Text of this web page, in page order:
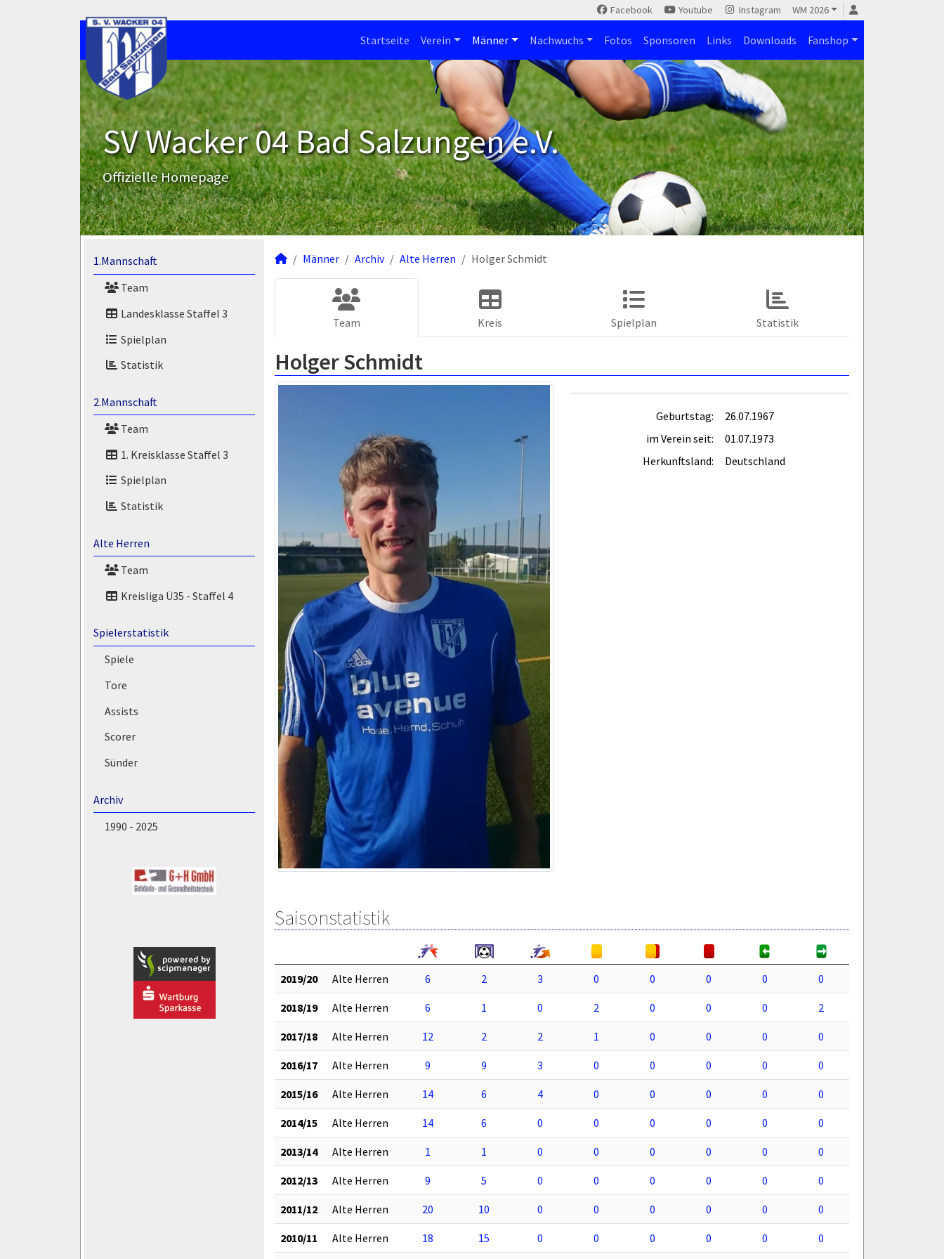
Facebook Youtube Instagram WM 2026
Startseite Verein Männer Nachwuchs Fotos Sponsoren Links Downloads Fanshop
SV Wacker 04 Bad Salzungen e.V.
Offizielle Homepage
1.Mannschaft
Team
Landesklasse Staffel 3
Spielplan
Statistik
2.Mannschaft
Team
1. Kreisklasse Staffel 3
Spielplan
Statistik
Alte Herren
Team
Kreisliga Ü35 - Staffel 4
Spielerstatistik
Spiele
Tore
Assists
Scorer
Sünder
Archiv
1990 - 2025
Männer Archiv Alte Herren Holger Schmidt
Team Kreis Spielplan Statistik
Holger Schmidt
Geburtstag:
26.07.1967
im Verein seit:
01.07.1973
Herkunftsland:
Deutschland
Saisonstatistik
2019/20 Alte Herren 6 2 3 0 0 0 0 0
2018/19 Alte Herren 6 1 0 2 0 0 0 2
2017/18 Alte Herren 12 2 2 1 0 0 0 0
2016/17 Alte Herren 9 9 3 0 0 0 0 0
2015/16 Alte Herren 14 6 4 0 0 0 0 0
2014/15 Alte Herren 14 6 0 0 0 0 0 0
2013/14 Alte Herren 1 1 0 0 0 0 0 0
2012/13 Alte Herren 9 5 0 0 0 0 0 0
2011/12 Alte Herren 20 10 0 0 0 0 0 0
2010/11 Alte Herren 18 15 0 0 0 0 0 0